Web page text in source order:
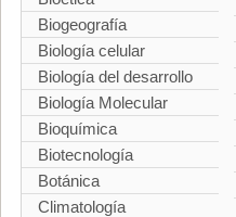
Biogeografía
Biología celular
Biología del desarrollo
Biología Molecular
Bioquímica
Biotecnología
Botánica
Climatología